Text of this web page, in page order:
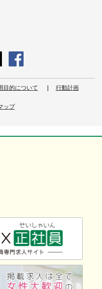
目的について 行動計画
ップ